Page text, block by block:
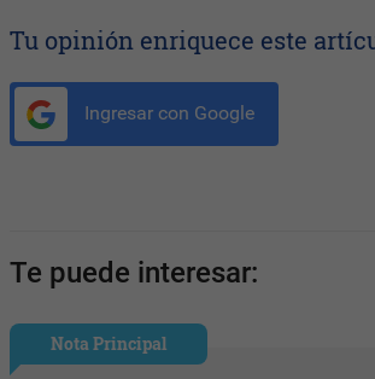
Tu opinión enriquece este
Ingresar con Google
Te puede interesar:
Nota Principal